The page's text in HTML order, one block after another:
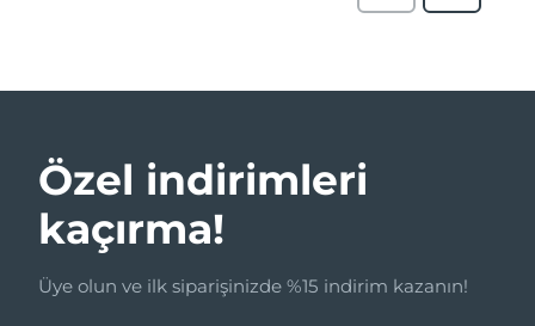
Özel indirimleri
kaçırma!
Üye olun ve ilk siparişinizde %15 indirim kazanın!